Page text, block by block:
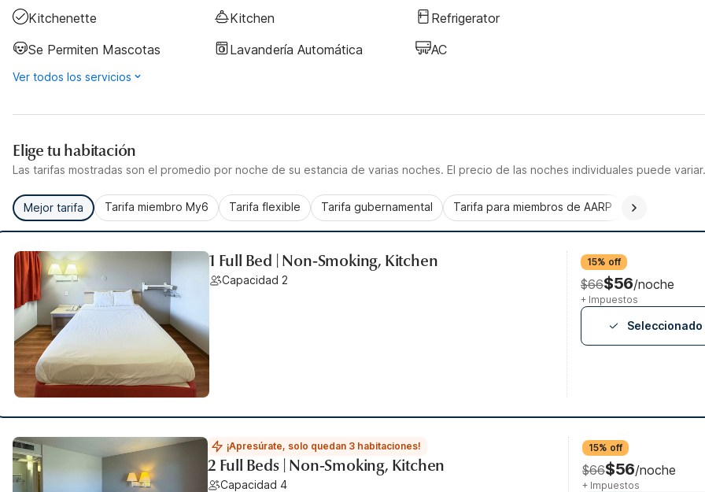
Kitchenette Kitchen
Refrigerator
Se Permiten Mascotas
Lavandería Automática AC
Ver todos los servicios
Elige tu habitación
Las tarifas mostradas son el promedio por noche de su estancia de varias noches. El precio de las noches individuales puede variar.
Mejor tarifa Tarifa miembro My6 Tarifa flexible Tarifa gubernamental Tarifa para miembros de AARP
1 Full Bed | Non-Smoking, Kitchen
Capacidad 2
15% off
$66$56/noche
+ Impuestos
Seleccionado
¡Apresúrate, solo quedan 3 habitaciones!
2 Full Beds | Non-Smoking, Kitchen
Capacidad 4
15% off
$66$56/noche
+ Impuestos